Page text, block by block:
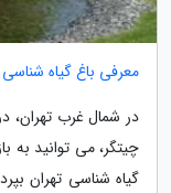
معرفی باغ گیاه شناسی
در شمال غرب
چیتگر، می توانید به
گیاه شناسی تهران